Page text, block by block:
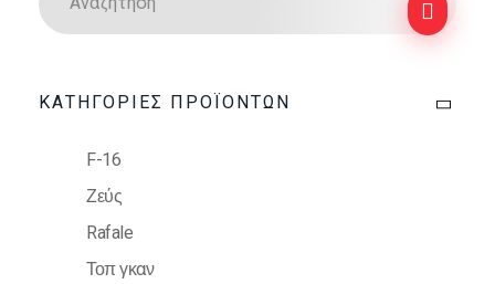
ΚΑΤΗΓΟΡΊΕΣ ΠΡΟΪΌΝΤΩΝ
F-16
Ζεύς
Rafale
Τοπ γκαν